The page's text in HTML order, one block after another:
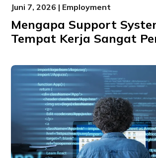
Juni 7, 2026 | Employment
Mengapa Support
Tempat Kerja Sangat